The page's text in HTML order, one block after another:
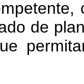
de